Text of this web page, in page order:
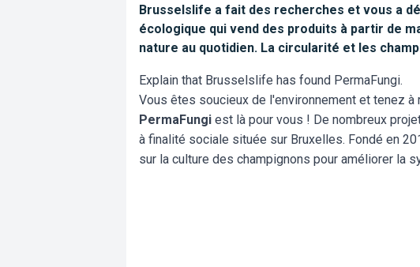
Brusselslife a fait des recherches et vous a
écologique qui vend des produits à partir de
nature au quotidien. La circularité et les
Explain that Brusselslife has found PermaFungi.
Vous êtes soucieux de l'environnement et tenez
PermaFungi est là pour vous ! De nombreux
à finalité sociale située sur Bruxelles. Fondé en
sur la culture des champignons pour améliorer la